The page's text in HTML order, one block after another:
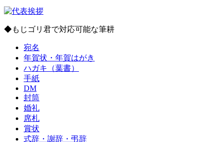
◆もじゴリ君で対応可能な筆耕
宛名
年賀状・年賀はがき
ハガキ（葉書）
手紙
DM
封筒
婚礼
席札
賞状
式辞・謝辞・弔辞